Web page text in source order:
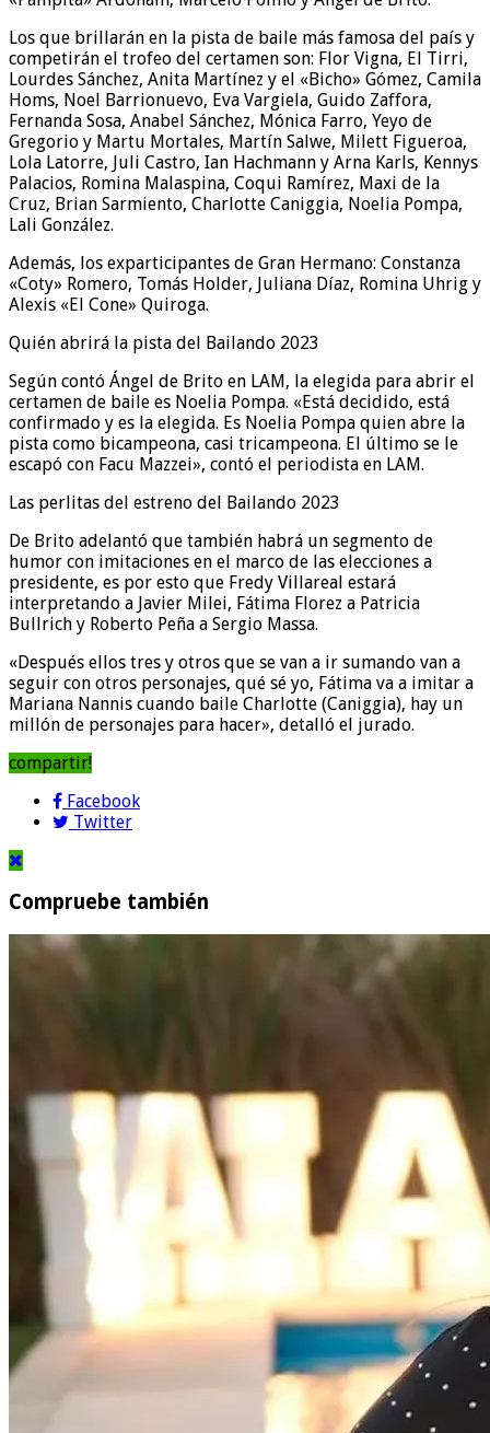
Los que brillarán en la pista de baile más famosa del país y
competirán el trofeo del certamen son: Flor Vigna, El Tirri,
Lourdes Sánchez, Anita Martínez y el «Bicho» Gómez, Camila
Homs, Noel Barrionuevo, Eva Vargiela, Guido Zaffora,
Fernanda Sosa, Anabel Sánchez, Mónica Farro, Yeyo de
Gregorio y Martu Mortales, Martín Salwe, Milett Figueroa,
Lola Latorre, Juli Castro, Ian Hachmann y Arna Karls, Kennys
Palacios, Romina Malaspina, Coqui Ramírez, Maxi de la
Cruz, Brian Sarmiento, Charlotte Caniggia, Noelia Pompa,
Lali González.
Además, los exparticipantes de Gran Hermano: Constanza
«Coty» Romero, Tomás Holder, Juliana Díaz, Romina Uhrig y
Alexis «El Cone» Quiroga.
Quién abrirá la pista del Bailando 2023
Según contó Ángel de Brito en LAM, la elegida para abrir el
certamen de baile es Noelia Pompa. «Está decidido, está
confirmado y es la elegida. Es Noelia Pompa quien abre la
pista como bicampeona, casi tricampeona. El último se le
escapó con Facu Mazzei», contó el periodista en LAM.
Las perlitas del estreno del Bailando 2023
De Brito adelantó que también habrá un segmento de
humor con imitaciones en el marco de las elecciones a
presidente, es por esto que Fredy Villareal estará
interpretando a Javier Milei, Fátima Florez a Patricia
Bullrich y Roberto Peña a Sergio Massa.
«Después ellos tres y otros que se van a ir sumando van a
seguir con otros personajes, qué sé yo, Fátima va a imitar a
Mariana Nannis cuando baile Charlotte (Caniggia), hay un
millón de personajes para hacer», detalló el jurado.
compartir!
Facebook
Twitter
Compruebe también